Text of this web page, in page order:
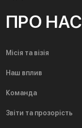
ПРО НАС
Місія та візія
Наш вплив
Команда
Звіти та прозорість